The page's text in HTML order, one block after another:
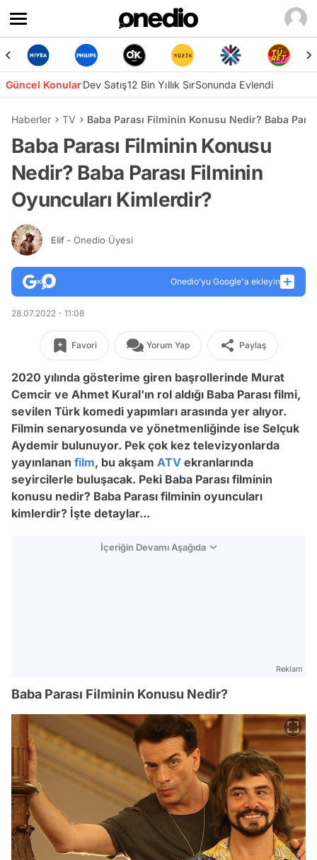
Güncel KonularDev Satış12 Bin Yıllık SırSonunda Evlendi
Haberler TV Baba Parası Filminin Konusu Nedir? Baba
Baba Parası Filminin Konusu
Nedir? Baba Parası Filminin
Oyuncuları Kimlerdir?
Elif - Onedio Üyesi
Onedio’yu Google'a ekleyin
28.07.2022 - 11:08
Favori Yorum Yap Paylaş
2020 yılında gösterime giren başrollerinde Murat
Cemcir ve Ahmet Kural'ın rol aldığı Baba Parası filmi,
sevilen Türk komedi yapımları arasında yer alıyor.
Filmin senaryosunda ve yönetmenliğinde ise Selçuk
Aydemir bulunuyor. Pek çok kez televizyonlarda
yayınlanan film, bu akşam ATV ekranlarında
seyircilerle buluşacak. Peki Baba Parası filminin
konusu nedir? Baba Parası filminin oyuncuları
kimlerdir? İşte detaylar...
İçeriğin Devamı Aşağıda
Reklam
Baba Parası Filminin Konusu Nedir?